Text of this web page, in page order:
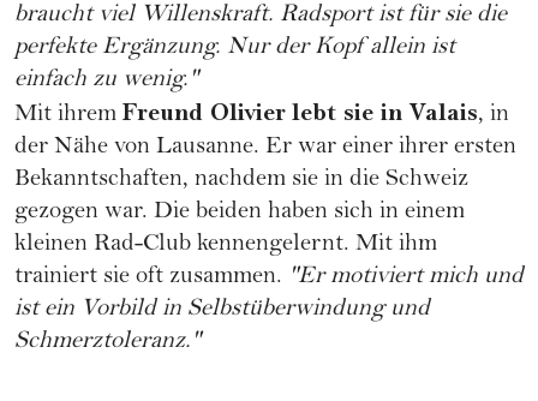
braucht viel Willenskraft. Radsport ist für sie die
perfekte Ergänzung. Nur der Kopf allein ist
einfach zu wenig."
Mit ihrem Freund Olivier lebt sie in Valais, in
der Nähe von Lausanne. Er war einer ihrer ersten
Bekanntschaften, nachdem sie in die Schweiz
gezogen war. Die beiden haben sich in einem
kleinen Rad-Club kennengelernt. Mit ihm
trainiert sie oft zusammen. "Er motiviert mich und
ist ein Vorbild in Selbstüberwindung und
Schmerztoleranz."